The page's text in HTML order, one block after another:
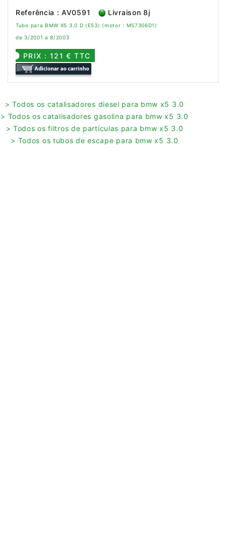
Referência : AV0591 Livraison 8j
Tubo para BMW X5 3.0 D (E53) (motor : M57306D1)
de 3/2001 a 8/2003
PRIX : 121 € TTC
> Todos os catalisadores diesel para bmw x5 3.0
> Todos os catalisadores gasolina para bmw x5 3.0
> Todos os filtros de partículas para bmw x5 3.0
> Todos os tubos de escape para bmw x5 3.0